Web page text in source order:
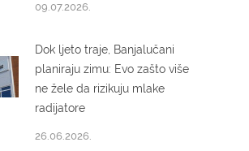
09.07.2026.
Dok ljeto traje, Banjalučani
planiraju zimu: Evo zašto više
ne žele da rizikuju mlake
radijatore
26.06.2026.